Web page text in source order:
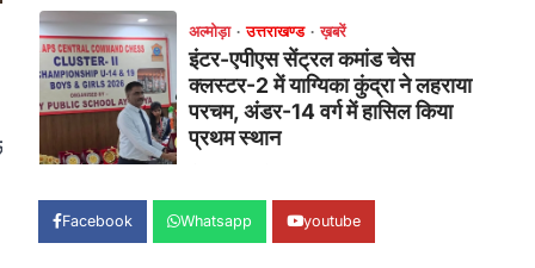
2
उत्तराखण्ड कुमाऊं ख़बरें
हल्द्वानी में खड़गे का हुंकार, नौकरियों से
लेकर संविधान और भ्रष्टाचार तक
भाजपा को घेरा
Admin August 8, 2026
संबोधित करते हुए कांग्रेस के राष्ट्रीय अध्यक्ष
मल्लिकार्जुन…
Facebook Whatsapp youtube